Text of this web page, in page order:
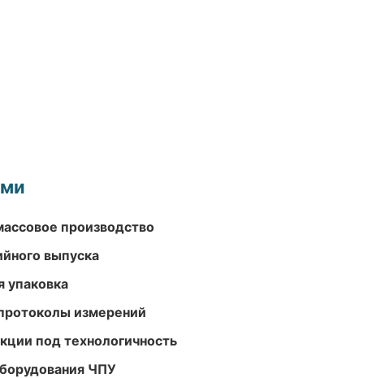
производство
выпуска
упаковка
измерений
под технологичность
ЧПУ